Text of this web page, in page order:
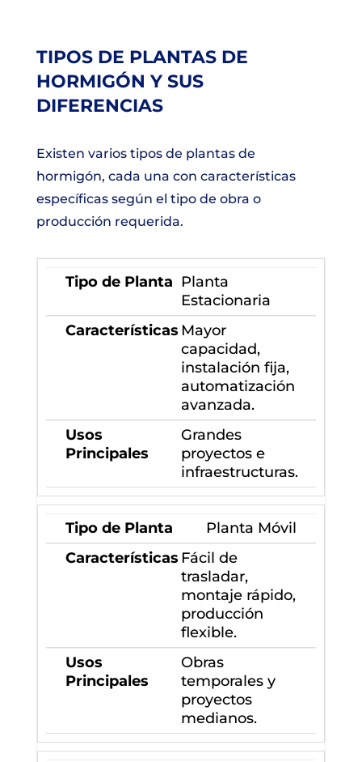
TIPOS DE PLANTAS DE
HORMIGÓN Y SUS
DIFERENCIAS
Existen varios tipos de plantas de
hormigón, cada una con características
específicas según el tipo de obra o
producción requerida.
Planta
Estacionaria
Mayor
capacidad,
instalación fija,
automatización
avanzada.
Grandes
proyectos e
infraestructuras.
Planta Móvil
Fácil de
trasladar,
montaje rápido,
producción
flexible.
Obras
temporales y
proyectos
medianos.